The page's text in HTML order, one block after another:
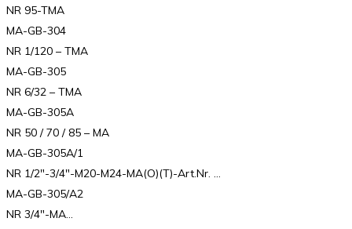
NR 95-TMA
MA-GB-304
NR 1/120 – TMA
MA-GB-305
NR 6/32 – TMA
MA-GB-305A
NR 50 / 70 / 85 – MA
MA-GB-305A/1
NR 1/2″-3/4″-M20-M24-MA(O)(T)-Art.Nr. …
MA-GB-305/A2
NR 3/4″-MA…